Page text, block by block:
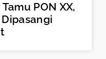
PON XX,